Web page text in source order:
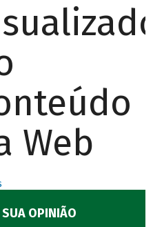
Web
SUA OPINIÃO